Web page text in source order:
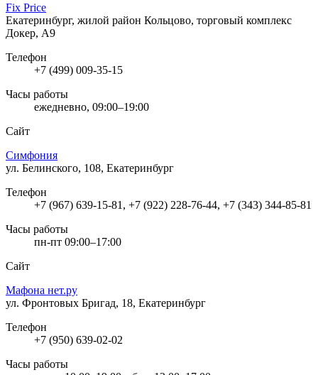
Fix Price
Екатеринбург, жилой район Кольцово, торговый комплекс
Докер, А9
Телефон
+7 (499) 009-35-15
Часы работы
ежедневно, 09:00–19:00
Сайт
Симфония
ул. Белинского, 108, Екатеринбург
Телефон
+7 (967) 639-15-81, +7 (922) 228-76-44, +7 (343) 344-85-81
Часы работы
пн-пт 09:00–17:00
Сайт
Мафона нет.ру
ул. Фронтовых Бригад, 18, Екатеринбург
Телефон
+7 (950) 639-02-02
Часы работы